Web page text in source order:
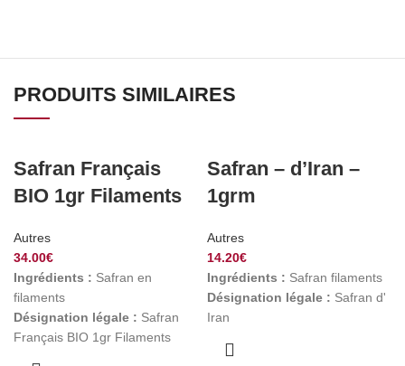
PRODUITS SIMILAIRES
Safran Français
BIO 1gr Filaments
Autres
34.00€
Ingrédients : Safran en
filaments
Désignation légale : Safran
Français BIO 1gr Filaments
Safran – d’Iran –
1grm
Autres
14.20€
Ingrédients : Safran filaments
Désignation légale : Safran d'
Iran